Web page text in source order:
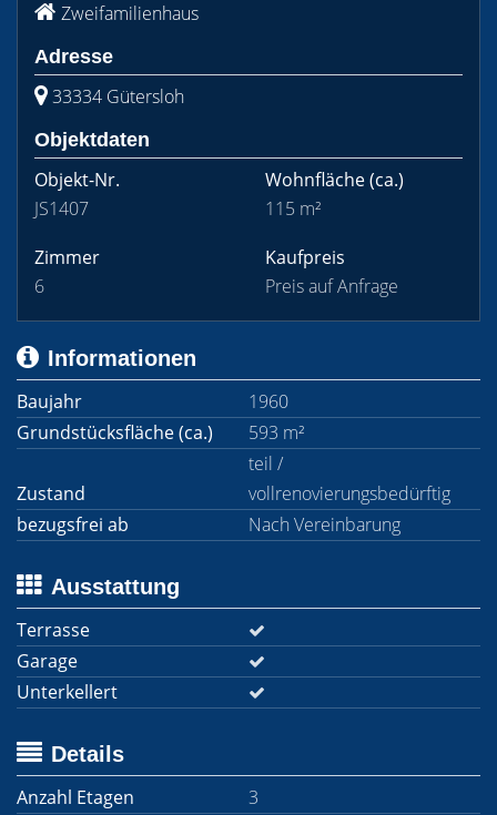
Zweifamilienhaus
Adresse
33334 Gütersloh
Objektdaten
Objekt-Nr.
JS1407
Wohnfläche(ca.)
115 m²
Zimmer
6
Kaufpreis
Preis auf Anfrage
Informationen
Baujahr
1960
Grundstücksfläche (ca.)
593 m²
Zustand
teil /
vollrenovierungsbedürftig
bezugsfrei ab
Nach Vereinbarung
Ausstattung
Terrasse
Garage
Unterkellert
Details
Anzahl Etagen
3